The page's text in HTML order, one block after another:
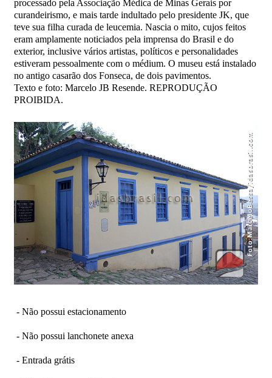
processado pela Associação Médica de Minas Gerais por
curandeirismo, e mais tarde indultado pelo presidente JK, que
teve sua filha curada de leucemia. Nascia o mito, cujos feitos
eram amplamente noticiados pela imprensa do Brasil e do
exterior, inclusive vários artistas, políticos e personalidades
estiveram pessoalmente com o médium. O museu está instalado
no antigo casarão dos Fonseca, de dois pavimentos.
Texto e foto: Marcelo JB Resende. REPRODUÇÃO
PROIBIDA.
- Não possui estacionamento
- Não possui lanchonete anexa
- Entrada grátis